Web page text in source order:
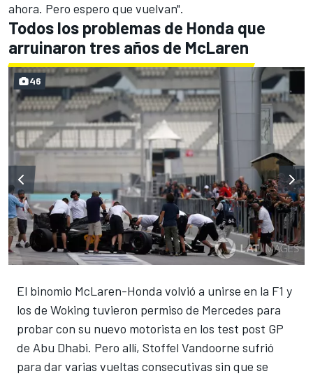
ahora. Pero espero que vuelvan".
Todos los problemas de Honda que
arruinaron tres años de McLaren
El binomio McLaren-Honda volvió a unirse en la F1 y
los de Woking tuvieron permiso de Mercedes para
probar con su nuevo motorista en los test post GP
de Abu Dhabi. Pero allí, Stoffel Vandoorne sufrió
para dar varias vueltas consecutivas sin que se
46